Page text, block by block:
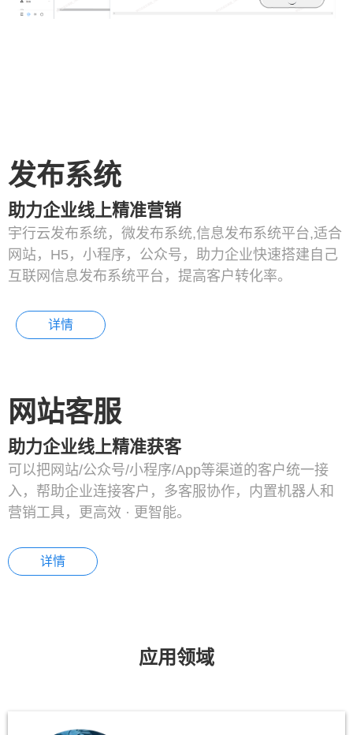
发布系统
助力企业线上精准营销
宇行云发布系统，微发布系统,信息发布系统平台,适合
网站，H5，小程序，公众号，助力企业快速搭建自己
互联网信息发布系统平台，提高客户转化率。
详情
网站客服
助力企业线上精准获客
可以把网站/公众号/小程序/App等渠道的客户统一接
入，帮助企业连接客户，多客服协作，内置机器人和
营销工具，更高效 · 更智能。
详情
应用领域